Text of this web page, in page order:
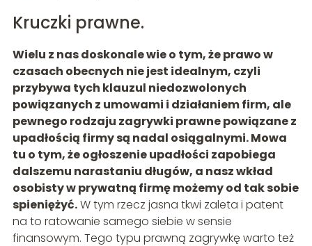
Kruczki prawne.
Wielu z nas doskonale wie o tym, że prawo w
czasach obecnych nie jest idealnym, czyli
przybywa tych klauzul niedozwolonych
powiązanych z umowami i działaniem firm, ale
pewnego rodzaju zagrywki prawne powiązane z
upadłością firmy są nadal osiągalnymi. Mowa
tu o tym, że ogłoszenie upadłości zapobiega
dalszemu narastaniu długów, a nasz wkład
osobisty w prywatną firmę możemy od tak sobie
spieniężyć.W tym rzecz jasna tkwi zaleta i patent
na to ratowanie samego siebie w sensie
finansowym. Tego typu prawną zagrywkę warto też